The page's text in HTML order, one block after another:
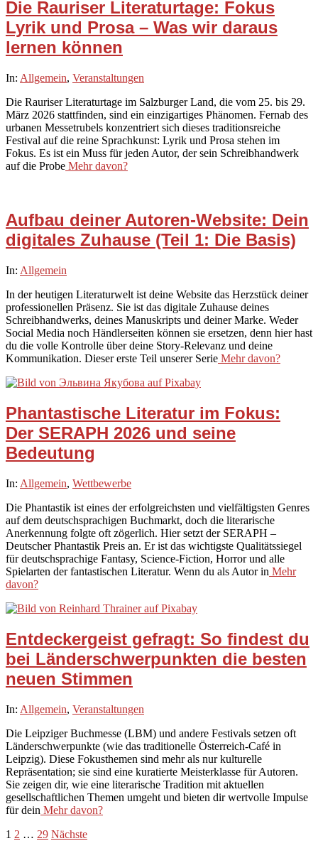
Die Rauriser Literaturtage: Fokus
Lyrik und Prosa – Was wir daraus
lernen können
2026-
22
In: Allgemein, Veranstaltungen
Die Rauriser Literaturtage im Salzburger Land, die vom 25. bis 29.
März 2026 stattfinden, sind ein einzigartiges Phänomen. Fernab des
urbanen Messetrubels konzentriert sich dieses traditionsreiche
Festival auf die reine Sprachkunst: Lyrik und Prosa stehen im
Fokus. Es ist ein Muss für jeden Autor, der sein Schreibhandwerk
auf die Probe Mehr davon?
Aufbau deiner Autoren-Website: Dein
digitales Zuhause (Teil 1: Die Basis)
2026-
19
In: Allgemein
In der heutigen Literaturwelt ist deine Website das Herzstück deiner
professionellen Präsenz. Sie ist das digitale Zuhause deines
Schreibhandwerks, deines Manuskripts und deiner Marke. Weder
Social Media noch Händlerseiten können sie ersetzen, denn hier hast
du die volle Kontrolle über deine Story-Relevanz und deine
Kommunikation. Dieser erste Teil unserer Serie Mehr davon?
Phantastische Literatur im Fokus:
Der SERAPH 2026 und seine
Bedeutung
2026-
15
In: Allgemein, Wettbewerbe
Die Phantastik ist eines der erfolgreichsten und vielfältigsten Genres
auf dem deutschsprachigen Buchmarkt, doch die literarische
Anerkennung folgte oft zögerlich. Hier setzt der SERAPH –
Deutscher Phantastik Preis an. Er ist das wichtigste Qualitätssiegel
für deutschsprachige Fantasy, Science-Fiction, Horror und alle
Spielarten der fantastischen Literatur. Wenn du als Autor in Mehr
davon?
Entdeckergeist gefragt: So findest du
bei Länderschwerpunkten die besten
neuen Stimmen
2026-
12
In: Allgemein, Veranstaltungen
Die Leipziger Buchmesse (LBM) und andere Festivals setzen oft
Länderschwerpunkte (wie das traditionelle Österreich-Café in
Leipzig). Diese Fokusthemen sind mehr als nur kulturelle
Repräsentation; sie sind eine kuratierte Meisterklasse für Autoren.
Sie zeigen dir, wie eine literarische Tradition mit aktuellen
gesellschaftlichen Themen umgeht und bieten dir wertvolle Impulse
für dein Mehr davon?
Seitennummerierung
1 2 … 29 Nächste